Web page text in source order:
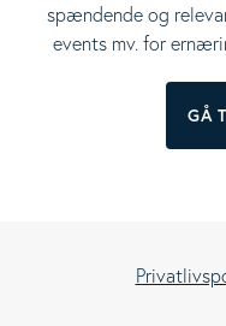
spændende og
events mv. for
GÅ